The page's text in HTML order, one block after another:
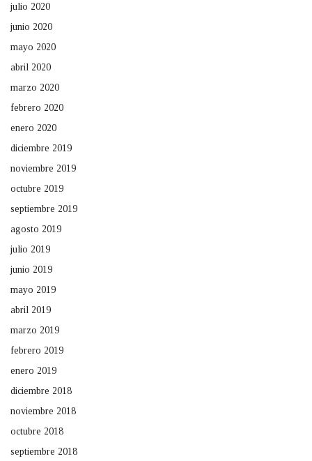
julio 2020
junio 2020
mayo 2020
abril 2020
marzo 2020
febrero 2020
enero 2020
diciembre 2019
noviembre 2019
octubre 2019
septiembre 2019
agosto 2019
julio 2019
junio 2019
mayo 2019
abril 2019
marzo 2019
febrero 2019
enero 2019
diciembre 2018
noviembre 2018
octubre 2018
septiembre 2018